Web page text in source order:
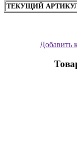
ТЕКУЩИЙ
Добавить